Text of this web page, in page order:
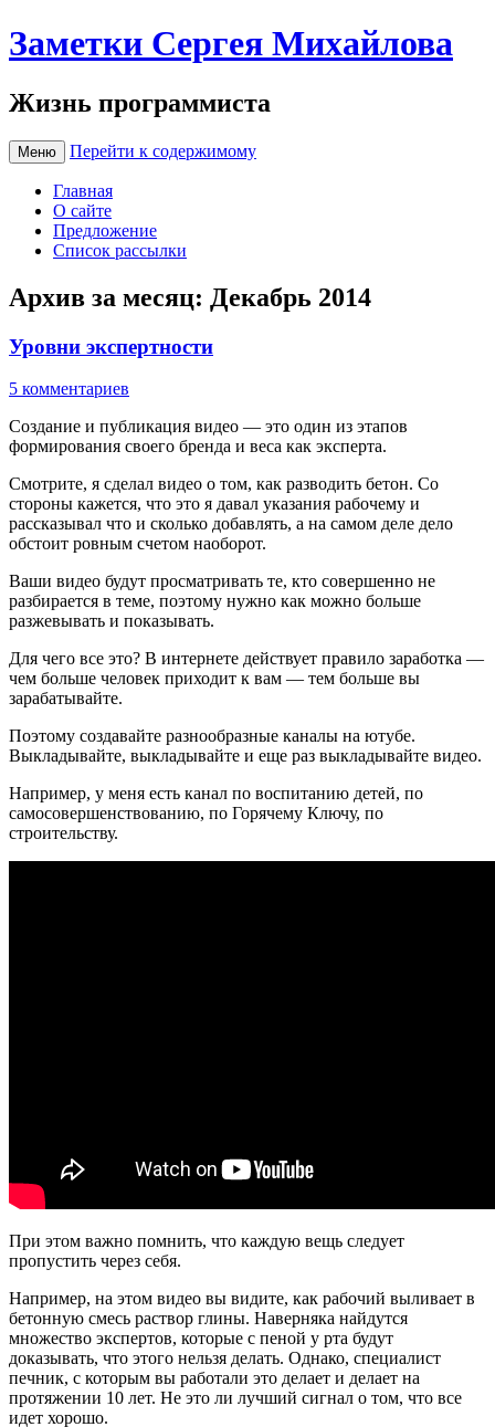
Заметки Сергея Михайлова
Жизнь программиста
Меню Перейти к содержимому
Главная
О сайте
Предложение
Список рассылки
Архив за месяц: Декабрь 2014
Уровни экспертности
5 комментариев
Создание и публикация видео — это один из этапов
формирования своего бренда и веса как эксперта.
Смотрите, я сделал видео о том, как разводить бетон. Со
стороны кажется, что это я давал указания рабочему и
рассказывал что и сколько добавлять, а на самом деле дело
обстоит ровным счетом наоборот.
Ваши видео будут просматривать те, кто совершенно не
разбирается в теме, поэтому нужно как можно больше
разжевывать и показывать.
Для чего все это? В интернете действует правило заработка —
чем больше человек приходит к вам — тем больше вы
зарабатывайте.
Поэтому создавайте разнообразные каналы на ютубе.
Выкладывайте, выкладывайте и еще раз выкладывайте видео.
Например, у меня есть канал по воспитанию детей, по
самосовершенствованию, по Горячему Ключу, по
строительству.
При этом важно помнить, что каждую вещь следует
пропустить через себя.
Например, на этом видео вы видите, как рабочий выливает в
бетонную смесь раствор глины. Наверняка найдутся
множество экспертов, которые с пеной у рта будут
доказывать, что этого нельзя делать. Однако, специалист
печник, с которым вы работали это делает и делает на
протяжении 10 лет. Не это ли лучший сигнал о том, что все
идет хорошо.